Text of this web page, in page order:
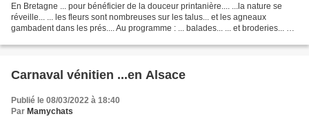
En Bretagne ... pour bénéficier de la douceur printanière.... ...la nature se
réveille... ... les fleurs sont nombreuses sur les talus... et les agneaux
gambadent dans les prés.... Au programme : ... balades... ... et broderies... A
Carnaval vénitien ...en Alsace
Publié le 08/03/2022 à 18:40
Par Mamychats